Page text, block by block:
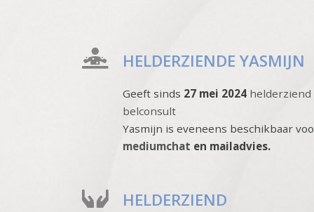
HELDERZIENDE YASMIJN
Geeft sinds 27 mei 2024 helderziend
belconsult
Yasmijn is eveneens beschikbaar
mediumchat en mailadvies.
HELDERZIEND